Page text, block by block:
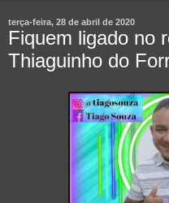
terça-feira, 28 de abril de 2020
Fiquem ligado no
Thiaguinho do